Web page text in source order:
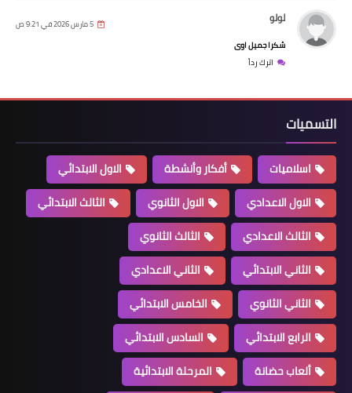
لولو 5 مارس 2026 في 9:21 ص
شكرا جميل اوى
اترك رداً
التسميات
اسلاميات أفكار وأنشطة
الاول الابتدائي
الاول الاعدادي
الاول الثانوي
الثالث الابتدائي
الثالث الاعدادي
الثالث الثانوي
الثاني الابتدائي
الثاني الاعدادي
الثاني الثانوي
الخامس الابتدائي
الرابع الابتدائي
السادس الابتدائي
ألعاب حضانة
المرحلة الابتدائية